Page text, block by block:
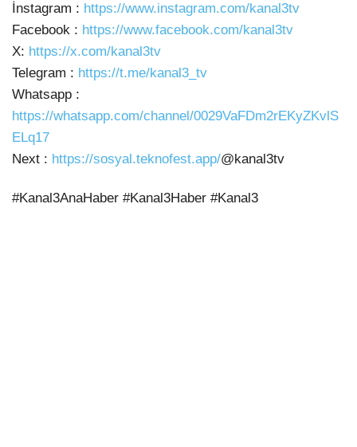
İnstagram : https://www.instagram.com/kanal3tv
Facebook : https://www.facebook.com/kanal3tv
X: https://x.com/kanal3tv
Telegram : https://t.me/kanal3_tv
Whatsapp :
https://whatsapp.com/channel/0029VaFDm2rEKyZKvlS
ELq17
Next : https://sosyal.teknofest.app/@kanal3tv
#Kanal3AnaHaber #Kanal3Haber #Kanal3